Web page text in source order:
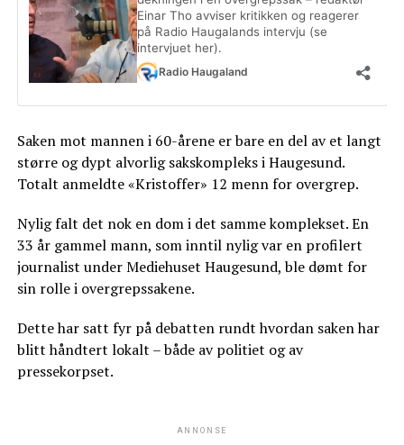
Saken mot mannen i 60-årene er bare en del av et langt
større og dypt alvorlig sakskompleks i Haugesund.
Totalt anmeldte «Kristoffer» 12 menn for overgrep.
Nylig falt det nok en dom i det samme komplekset. En
33 år gammel mann, som inntil nylig var en profilert
journalist under Mediehuset Haugesund, ble dømt for
sin rolle i overgrepssakene.
Dette har satt fyr på debatten rundt hvordan saken har
blitt håndtert lokalt – både av politiet og av
pressekorpset.
ANNONSE